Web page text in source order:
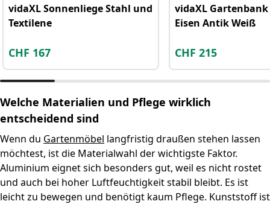
vidaXL Sonnenliege Stahl und
Textilene
CHF 167
vidaXL Gartenbank
Eisen Antik Weiß
CHF 215
Welche Materialien und Pflege wirklich
entscheidend sind
Wenn du Gartenmöbel langfristig draußen stehen lassen
möchtest, ist die Materialwahl der wichtigste Faktor.
Aluminium eignet sich besonders gut, weil es nicht rostet
und auch bei hoher Luftfeuchtigkeit stabil bleibt. Es ist
leicht zu bewegen und benötigt kaum Pflege. Kunststoff ist